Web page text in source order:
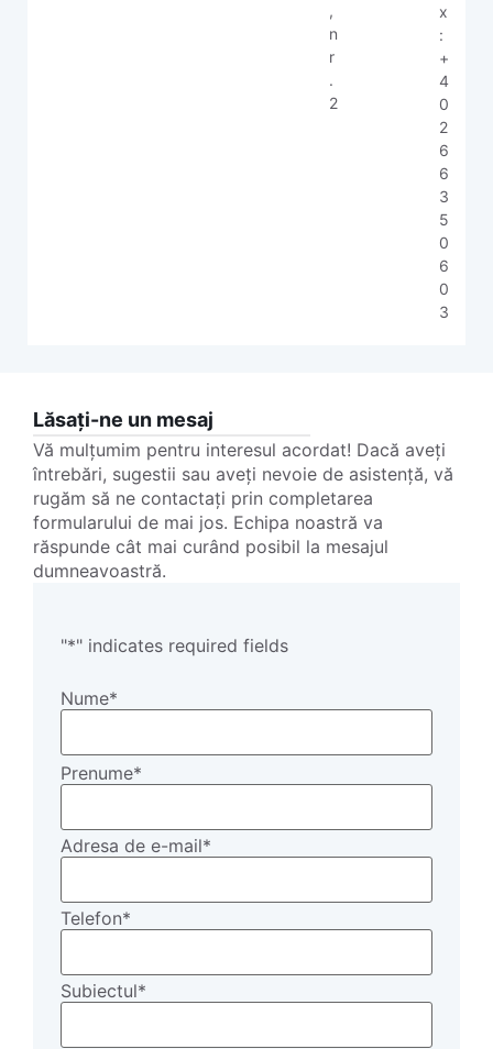
,
n
r
.
2
x
:
+
4
0
2
6
6
3
5
0
6
0
3
Lăsați-ne un mesaj
Vă mulțumim pentru interesul acordat! Dacă aveți
întrebări, sugestii sau aveți nevoie de asistență, vă
rugăm să ne contactați prin completarea
formularului de mai jos. Echipa noastră va
răspunde cât mai curând posibil la mesajul
dumneavoastră.
"*" indicates required fields
Nume*
Prenume*
Adresa de e-mail*
Telefon*
Subiectul*